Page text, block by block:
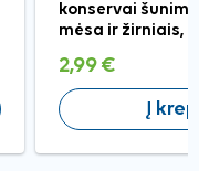
konservai
mėsa ir žirniais,
2,99 €
Į